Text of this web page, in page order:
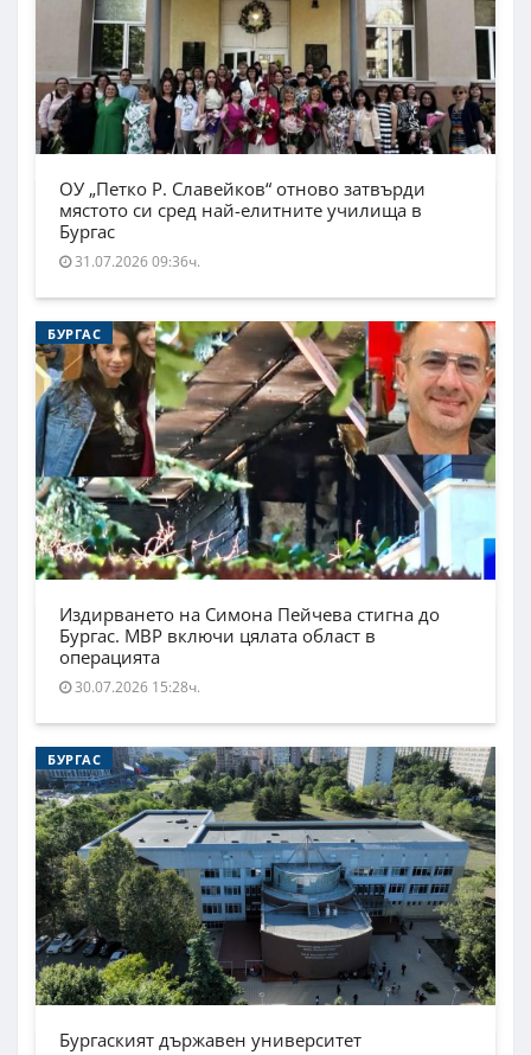
ОУ „Петко Р. Славейков“ отново затвърди
мястото си сред най-елитните училища в
Бургас
31.07.2026 09:36ч.
БУРГАС
Издирването на Симона Пейчева стигна до
Бургас. МВР включи цялата област в
операцията
30.07.2026 15:28ч.
БУРГАС
Бургаският държавен университет